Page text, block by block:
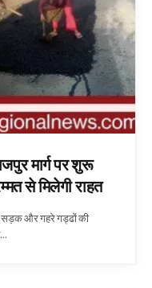
मार्ग पर शुरू
से मिलेगी राहत
और गहरे गड्ढों की